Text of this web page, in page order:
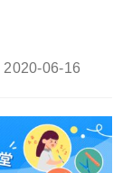
Post
2020-06-16